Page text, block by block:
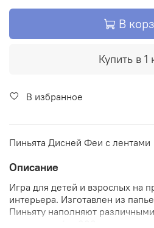
В
Купить в 1
В избранное
Пиньята Дисней Феи с лентами
Описание
Игра для детей и взрослых на
интерьера. Изготавлен из
Пиньяту наполняют